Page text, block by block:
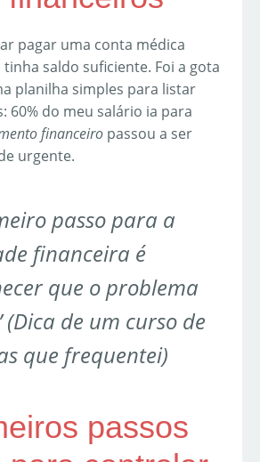
pagar uma conta médica
saldo suficiente. Foi a gota
planilha simples para listar
60% do meu salário ia para
financeiro passou a ser
urgente.
passo para a
financeira é
que o problema
(Dica de um curso de
que frequentei)
passos